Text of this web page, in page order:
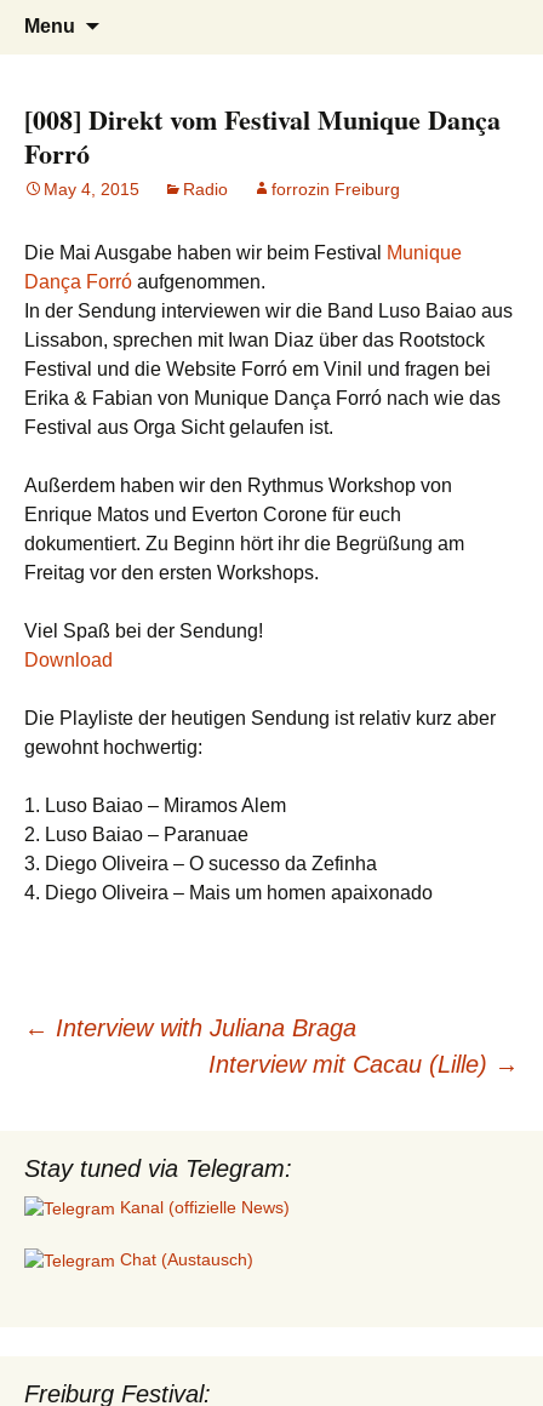
Forrózin Freiburg
Tanzen, Musik und Lebensgefühl für
Breisgau-BrasilianerInnen
Menu
[008] Direkt vom Festival Munique Dança
Forró
May 4, 2015 Radio forrozin Freiburg
Die Mai Ausgabe haben wir beim Festival
Munique
Dança Forró aufgenommen.
In der Sendung interviewen wir die Band Luso Baiao aus
Lissabon, sprechen mit Iwan Diaz über das Rootstock
Festival und die Website Forró em Vinil und fragen bei
Erika & Fabian von Munique Dança Forró nach wie das
Festival aus Orga Sicht gelaufen ist.
Außerdem haben wir den Rythmus Workshop von
Enrique Matos und Everton Corone für euch
dokumentiert. Zu Beginn hört ihr die Begrüßung am
Freitag vor den ersten Workshops.
Viel Spaß bei der Sendung!
Download
Die Playliste der heutigen Sendung ist relativ kurz aber
gewohnt hochwertig:
1. Luso Baiao – Miramos Alem
2. Luso Baiao – Paranuae
3. Diego Oliveira – O sucesso da Zefinha
4. Diego Oliveira – Mais um homen apaixonado
Post
← Interview with Juliana Braga
Interview mit Cacau (Lille) →
Stay tuned via Telegram:
Kanal (offizielle News)
Chat (Austausch)
Freiburg Festival: